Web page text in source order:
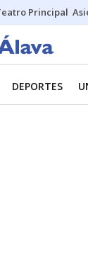
Principal
DEPORTES